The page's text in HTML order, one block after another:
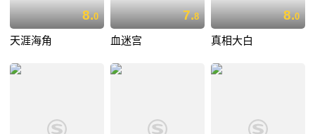
8.0
天涯海角
7.8
血迷宫
8.0
真相大白